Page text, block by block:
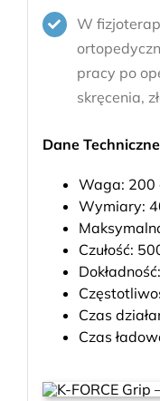
W
pracy po
skręcenia,
Dane
Waga: 200
Wymiary:
Czułość:
Czas
Czas